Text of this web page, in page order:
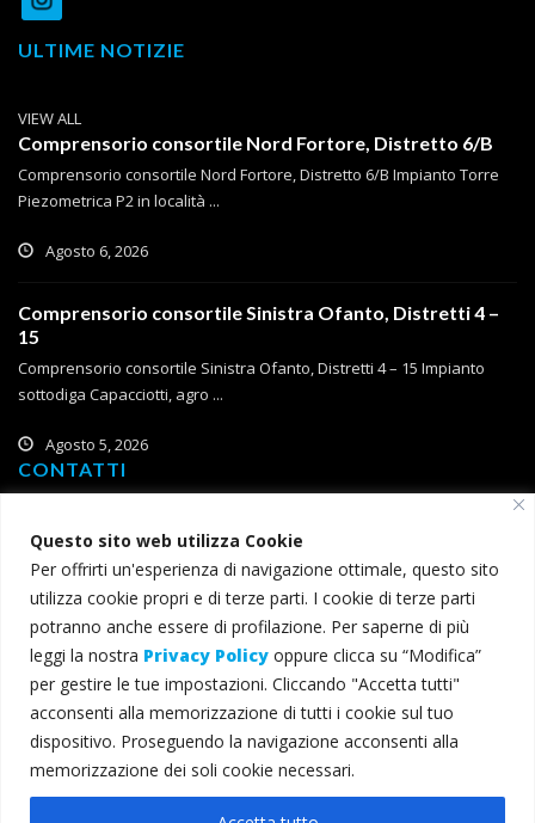
Questo sito web utilizza Cookie
Per offrirti un'esperienza di navigazione ottimale, questo sito
utilizza cookie propri e di terze parti. I cookie di terze parti
potranno anche essere di profilazione. Per saperne di più
leggi la nostra Privacy Policy oppure clicca su “Modifica”
per gestire le tue impostazioni. Cliccando "Accetta tutti"
acconsenti alla memorizzazione di tutti i cookie sul tuo
dispositivo. Proseguendo la navigazione acconsenti alla
memorizzazione dei soli cookie necessari.
ULTIME NOTIZIE
VIEW ALL
Comprensorio consortile Nord Fortore, Distretto 6/B
Comprensorio consortile Nord Fortore, Distretto 6/B Impianto Torre
Piezometrica P2 in località ...
Agosto 6, 2026
Comprensorio consortile Sinistra Ofanto, Distretti 4 –
15
Comprensorio consortile Sinistra Ofanto, Distretti 4 – 15 Impianto
sottodiga Capacciotti, agro ...
Agosto 5, 2026
CONTATTI
71121 Foggia
T (+39) 0881 785 111
F (+39) 0881 774 634
consorzio@bonificacapitanata.it
consorzio@pec.bonificacapitanata.it
© 2022 Consorzio per la Bonifica della Capitanata - Tutti i diritti